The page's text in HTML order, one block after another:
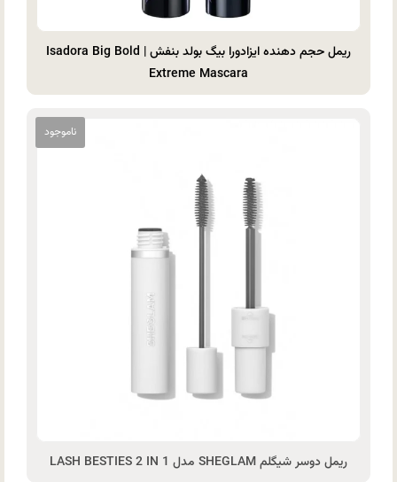
ریمل حجم دهنده ایزادورا بیگ بولد بنفش | Isadora Big Bold
Extreme Mascara
ریمل دوسر شیگلم SHEGLAM مدل LASH BESTIES 2 IN 1